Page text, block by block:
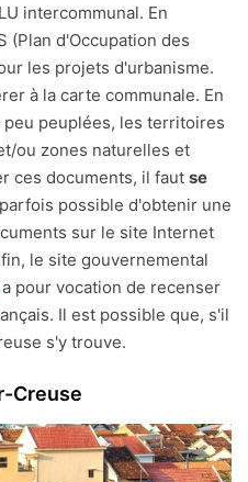
intercommunal. En
(Plan d'Occupation des
les projets d'urbanisme.
à la carte communale. En
peuplées, les territoires
ou zones naturelles et
ces documents, il faut se
possible d'obtenir une
sur le site Internet
le site gouvernemental
a pour vocation de recenser
Il est possible que, s'il
s'y trouve.
Creuse